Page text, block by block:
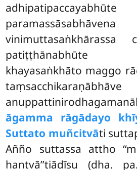
paramassāsabhāvena
vinimuttasaṅkhārassa
khayasaṅkhāto maggo
āgamma rāgādayo
Suttato muñcitvāti
Añño suttassa attho
hantvā’’tiādīsu (dha.